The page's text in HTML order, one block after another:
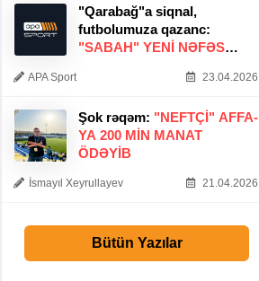
"Qarabağ"a siqnal,
futbolumuza qazanc:
"SABAH" YENI NƏFƏS
APA Sport 23.04.2026
Şok rəqəm: "NEFTÇI" AFFA-
YA 200 MIN MANAT
ÖDƏYIB
İsmayıl Xeyrullayev 21.04.2026
Bütün Yazılar